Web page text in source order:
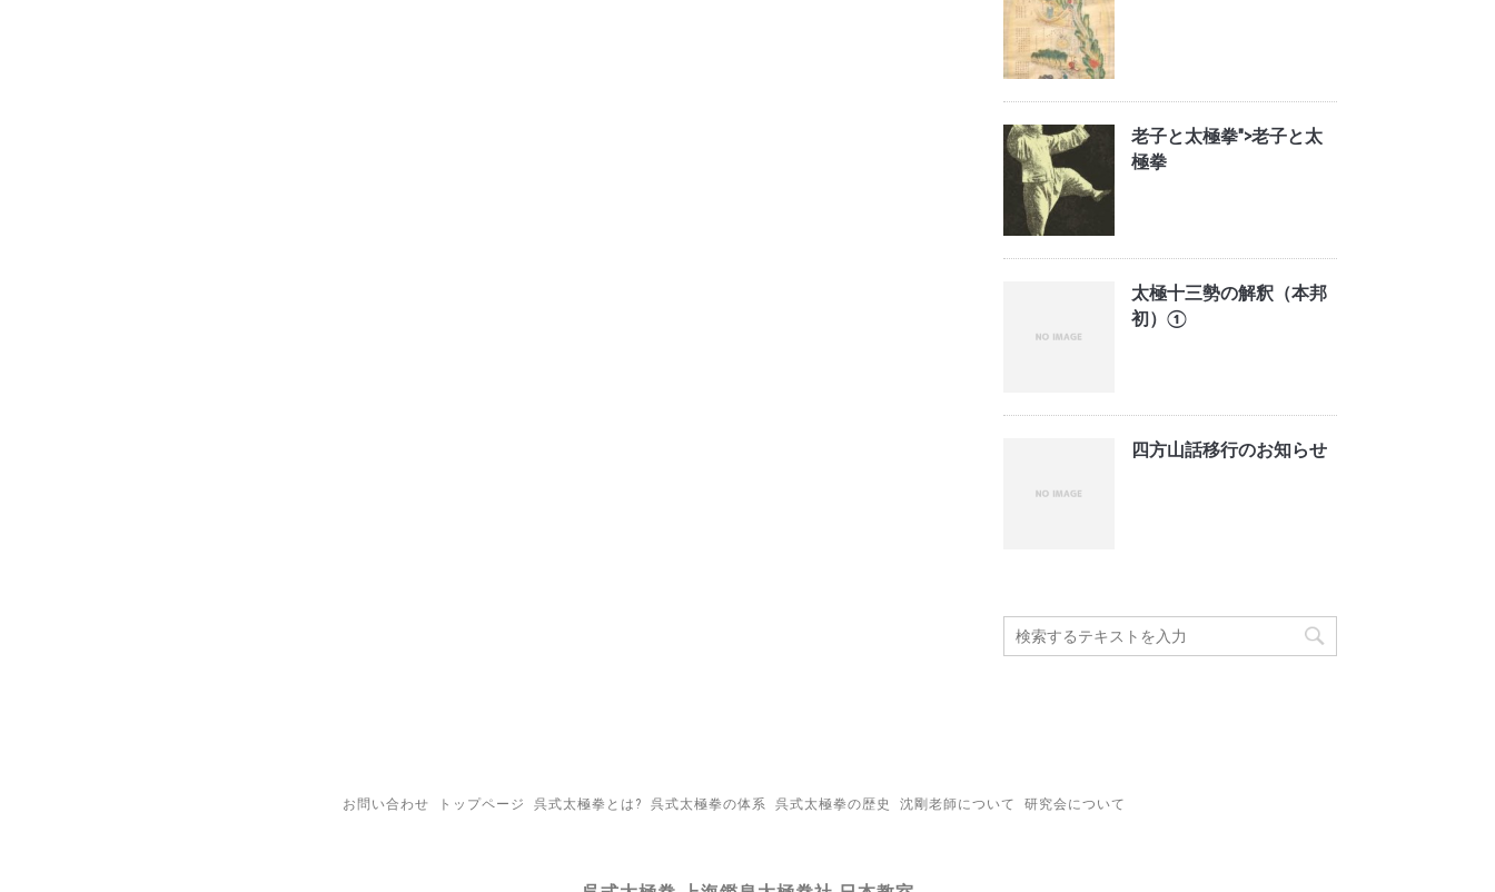
老子と太極拳">老子と太
極拳
太極十三勢の解釈（本邦
初）①
四方山話移行のお知らせ
お問い合わせ トップページ 呉式太極拳とは? 呉式太極拳の体系 呉式太極拳の歴史 沈剛老師について 研究会について